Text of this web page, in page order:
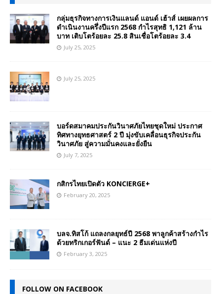
กลุ่มธุรกิจทางการเงินแลนด์ แอนด์ เฮ้าส์ เผยผลการ
ดำเนินงานครึ่งปีแรก 2568 กำไรสุทธิ 1,121 ล้าน
บาท เติบโตร้อยละ 25.8 สินเชื่อโตร้อยละ 3.4
July 25, 2025
July 25, 2025
บอร์ดสมาคมประกันวินาศภัยไทยชุดใหม่ ประกาศ
ทิศทางยุทธศาสตร์ 2 ปี มุ่งขับเคลื่อนธุรกิจประกัน
วินาศภัย สู่ความมั่นคงและยั่งยืน
July 7, 2025
กสิกรไทยเปิดตัว KONCIERGE+
February 20, 2025
บลจ.ทิสโก้ แถลงกลยุทธ์ปี 2568 พาลูกค้าสร้างกำไร
ด้วยทริกเกอร์ฟันด์ – แนะ 2 ธีมเด่นแห่งปี
February 3, 2025
FOLLOW ON FACEBOOK